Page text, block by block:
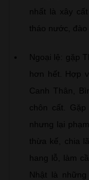
nhất là xây
tháo nước, đào
Ngoại lệ: gặp
hơn hết. Hợp
Canh Thân,
chôn cất.
nhưng lại
thừa kế, chia
hang lỗ, làm
Nhật là